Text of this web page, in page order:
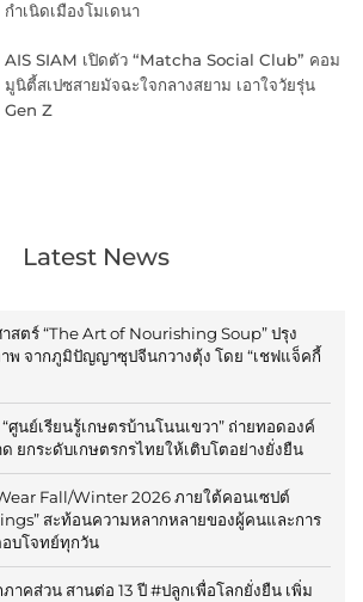
กำเนิดเมืองโมเดนา
AIS SIAM เปิดตัว “Matcha Social Club” คอม
มูนิตี้สเปซสายมัจฉะใจกลางสยาม เอาใจวัยรุ่น
Gen Z
Latest News
สตร์ “The Art of Nourishing Soup” ปรุง
พ จากภูมิปัญญาซุปจีนกวางตุ้ง โดย “เชฟแจ็คกี้
นย์เรียนรู้เกษตรบ้านโนนเขวา” ถ่ายทอดองค์
ยกระดับเกษตรกรไทยให้เติบโตอย่างยั่งยืน
Fall/Winter 2026 ภายใต้คอนเซปต์
สะท้อนความหลากหลายของผู้คนและการ
บโจทย์ทุกวัน
าคส่วน สานต่อ 13 ปี #ปลูกเพื่อโลกยั่งยืน เพิ่ม